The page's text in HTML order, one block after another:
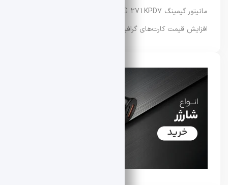
مانیتور گیمینگ MSI MAG 271KPD7 معرفی شد
افزایش قیمت کارت‌های گرافیک سری RTX 50 ایسوس